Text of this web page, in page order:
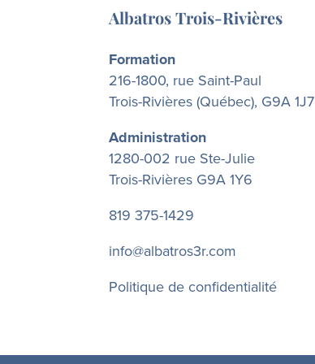
Albatros Trois-Rivières
Formation
216-1800, rue Saint-Paul
Trois-Rivières (Québec), G9A 1J7
Administration
1280-002 rue Ste-Julie
Trois-Rivières G9A 1Y6
819 375-1429
info@albatros3r.com
Politique de confidentialité